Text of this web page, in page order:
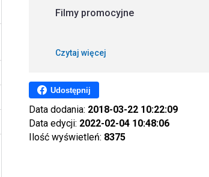
Filmy promocyjne
Czytaj więcej
Udostępnij
Data dodania: 2018-03-22 10:22:09
Data edycji: 2022-02-04 10:48:06
Ilość wyświetleń: 8375